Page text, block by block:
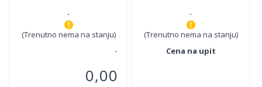
najboljom jednostavnošću
-
(Trenutno nema na stanju)
0,00
najboljom jednostavnošću
-
(Trenutno nema na stanju)
Cena na upit